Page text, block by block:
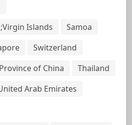
Islands
Samoa
Switzerland
of China
Thailand
Arab Emirates